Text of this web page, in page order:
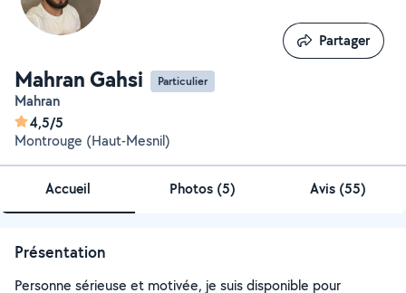
Mahran Gahsi Particulier
Mahran
4,5/5
Montrouge (Haut-Mesnil)
Partager
Partager
Accueil Photos (5) Avis (55)
Présentation
Personne sérieuse et motivée, je suis disponible pour